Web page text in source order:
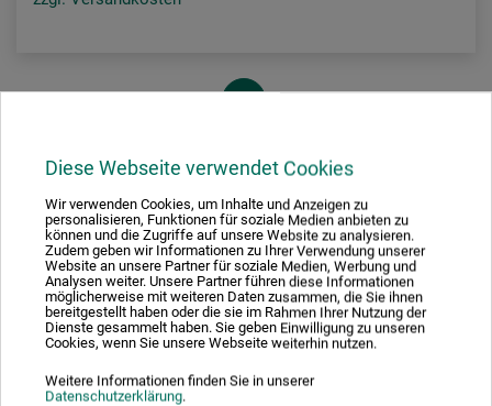
Diese Webseite verwendet Cookies
Wir verwenden Cookies, um Inhalte und Anzeigen zu
personalisieren, Funktionen für soziale Medien anbieten zu
können und die Zugriffe auf unsere Website zu analysieren.
Zudem geben wir Informationen zu Ihrer Verwendung unserer
Website an unsere Partner für soziale Medien, Werbung und
Analysen weiter. Unsere Partner führen diese Informationen
möglicherweise mit weiteren Daten zusammen, die Sie ihnen
bereitgestellt haben oder die sie im Rahmen Ihrer Nutzung der
Dienste gesammelt haben. Sie geben Einwilligung zu unseren
Cookies, wenn Sie unsere Webseite weiterhin nutzen.
Weitere Informationen finden Sie in unserer
Datenschutzerklärung.
Ausgezeichnet sicher